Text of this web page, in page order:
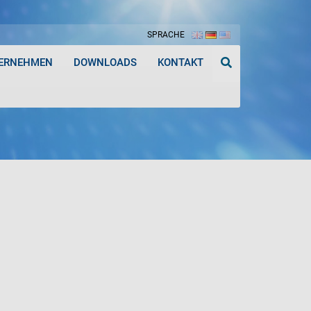
SPRACHE
DOWNLOADS KONTAKT